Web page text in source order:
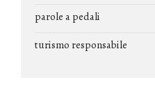
parole a pedali
turismo responsabile